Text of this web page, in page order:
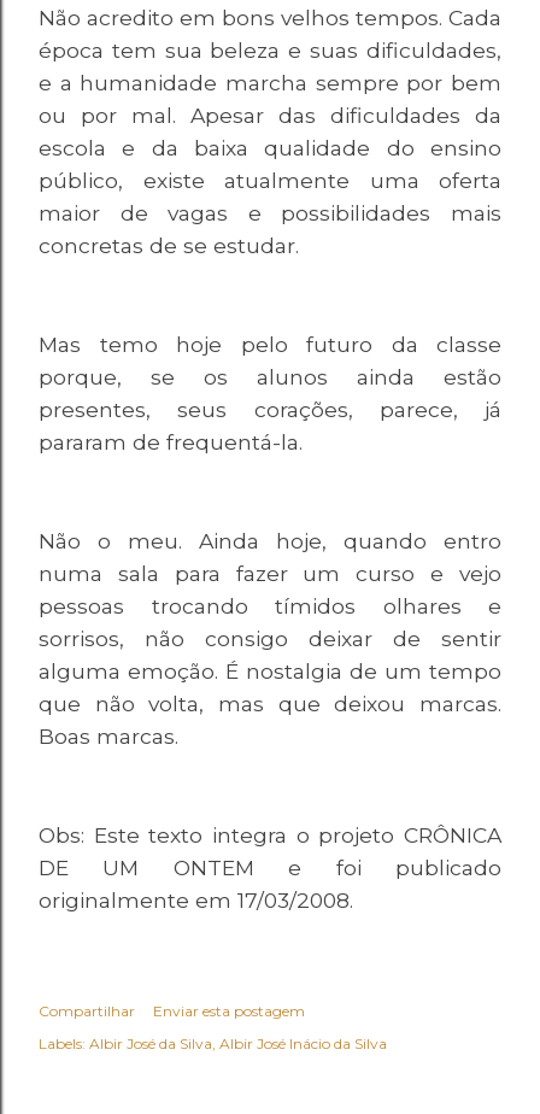
Não acredito em bons velhos tempos. Cada
época tem sua beleza e suas dificuldades,
e a humanidade marcha sempre por bem
ou por mal. Apesar das dificuldades da
escola e da baixa qualidade do ensino
público, existe atualmente uma oferta
maior de vagas e possibilidades mais
concretas de se estudar.
Mas temo hoje pelo futuro da classe
porque, se os alunos ainda estão
presentes, seus corações, parece, já
pararam de frequentá-la.
Não o meu. Ainda hoje, quando entro
numa sala para fazer um curso e vejo
pessoas trocando tímidos olhares e
sorrisos, não consigo deixar de sentir
alguma emoção. É nostalgia de um tempo
que não volta, mas que deixou marcas.
Boas marcas.
Obs: Este texto integra o projeto CRÔNICA
DE UM ONTEM e foi publicado
originalmente em 17/03/2008.
Compartilhar
Enviar esta postagem
Labels: Albir José da Silva Albir José Inácio da Silva